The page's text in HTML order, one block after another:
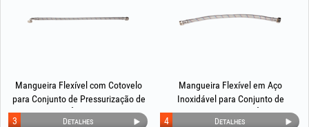
Mangueira Flexível com Cotovelo
para Conjunto de Pressurização de
Água
Detalhes
3
Mangueira Flexível em Aço
Inoxidável para Conjunto de
Pressurização de Água
Detalhes
4